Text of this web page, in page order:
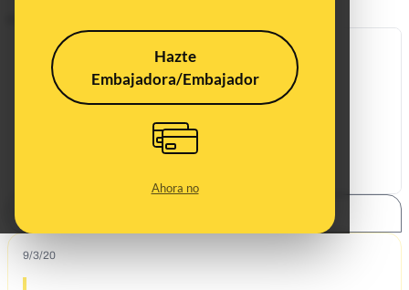
Hazte
Embajadora/Embajador
Ahora no
9/3/20